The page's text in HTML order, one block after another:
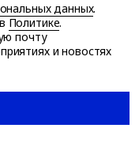
данных.
Политике.
почту
и новостях